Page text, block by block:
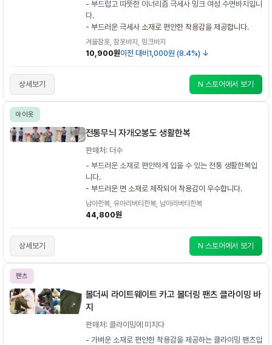
- 부드럽고 따뜻한 이너리즘 극세사 밍크 여성 수면바지입니
다.
- 부드러운 극세사 소재로 편안한 착용감을 제공합니다.
겨울잠옷, 잠옷바지, 밍크바지
10,900원이전 대비 1,000원 (8.4%) ↓
상세보기 N 스토어에서 보기
아이옷
전통무늬 자개오봉도 생활한복
판매처: 더수
- 부드러운 소재로 편안하게 입을 수 있는 전통 생활한복입
니다.
- 부드러운 면 소재로 제작되어 착용감이 우수합니다.
남아한복, 유아리버티한복, 남아리버티한복
44,800원
상세보기 N 스토어에서 보기
팬츠
볼더씨 라이트웨이트 카고 볼더링 팬츠 클라이밍 바
지
판매처: 클라이밍에 미치다
- 가벼운 소재로 편안한 착용감을 제공하는 클라이밍 팬츠입